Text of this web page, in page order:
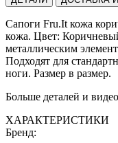
Сапоги Fru.It кожа
кожа. Цвет:
металлическим
Подходят для
ноги. Размер в размер.
Больше деталей и
ХАРАКТЕРИСТИКИ
Бренд: